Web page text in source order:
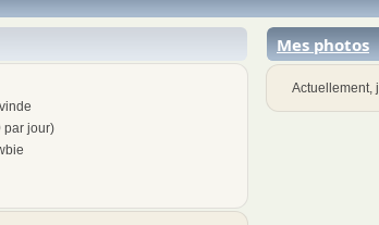
par jour)
Mes photos
Actuellement,